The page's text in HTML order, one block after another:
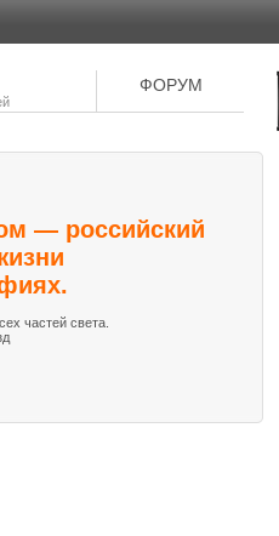
ФОРУМ
— российский
частей света.